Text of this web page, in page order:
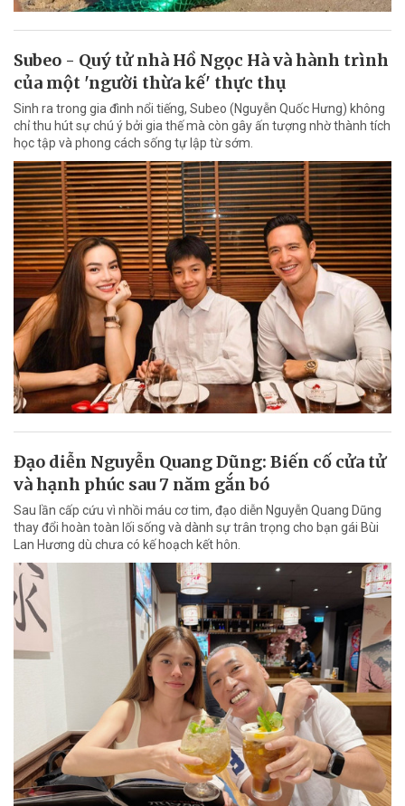
Subeo - Quý tử nhà Hồ Ngọc Hà và hành trình
của một 'người thừa kế' thực thụ
Sinh ra trong gia đình nổi tiếng, Subeo (Nguyễn Quốc Hưng) không
chỉ thu hút sự chú ý bởi gia thế mà còn gây ấn tượng nhờ thành tích
học tập và phong cách sống tự lập từ sớm.
Đạo diễn Nguyễn Quang Dũng: Biến cố cửa tử
và hạnh phúc sau 7 năm gắn bó
Sau lần cấp cứu vì nhồi máu cơ tim, đạo diễn Nguyễn Quang Dũng
thay đổi hoàn toàn lối sống và dành sự trân trọng cho bạn gái Bùi
Lan Hương dù chưa có kế hoạch kết hôn.